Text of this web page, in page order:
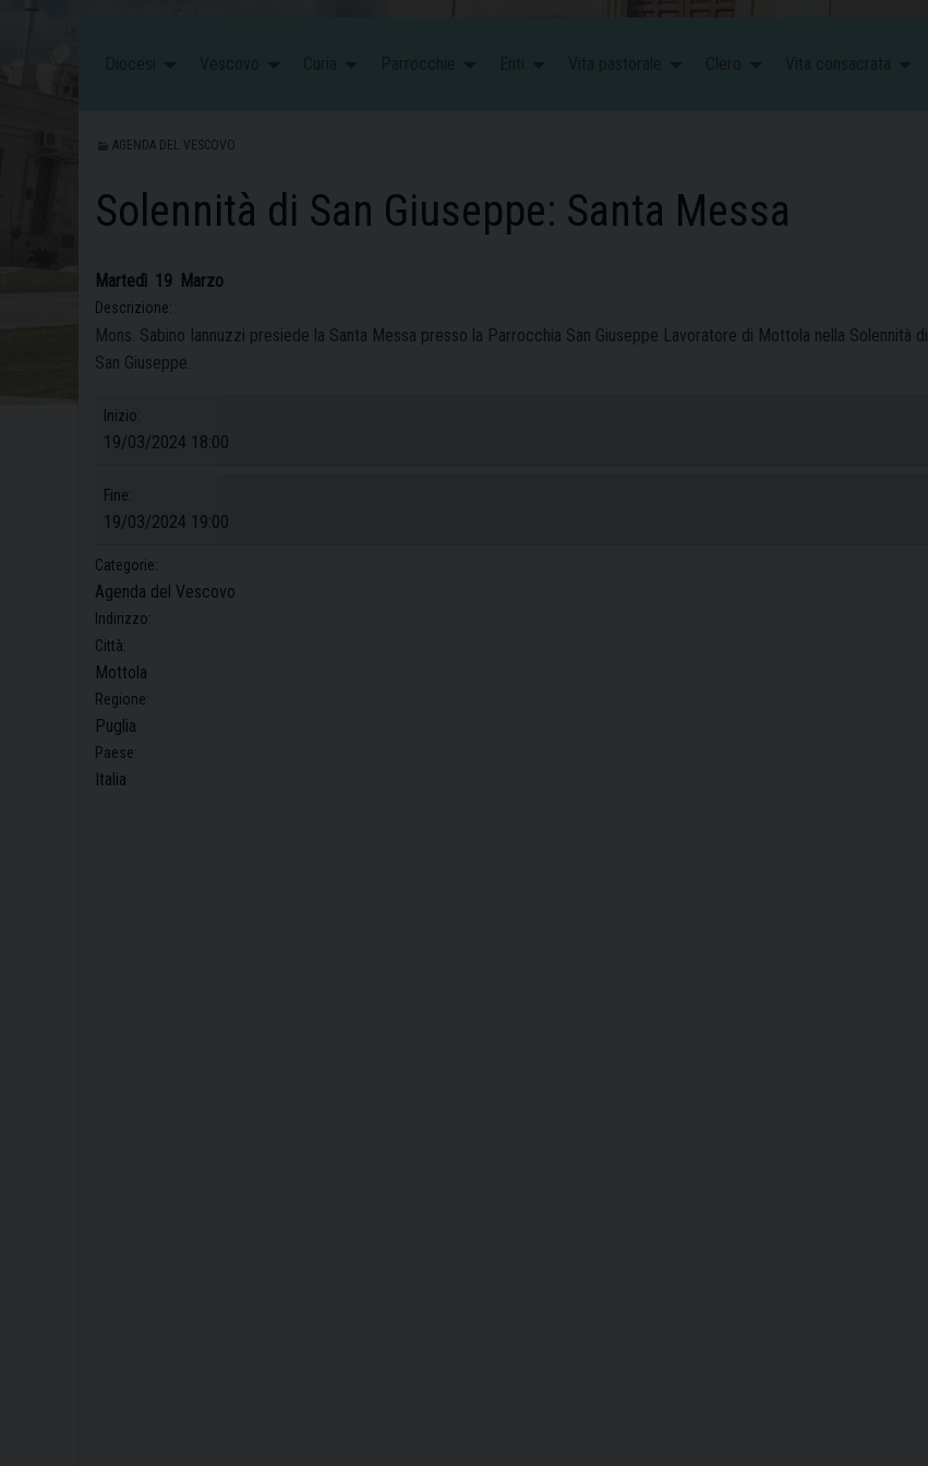
AGENDA DEL VESCOVO
Solennità di San Giuseppe: Santa Messa
Martedì 19 Marzo
Descrizione:
Mons. Sabino Iannuzzi presiede la Santa Messa presso la Parrocchia San Giuseppe Lavoratore di Mottola nella Solennità di
San Giuseppe.
Inizio:
19/03/2024 18:00
Fine:
19/03/2024 19:00
Categorie:
Agenda del Vescovo
Indirizzo:
Città:
Mottola
Regione:
Puglia
Paese:
Italia